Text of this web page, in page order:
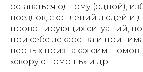
оставаться одному (одной),
поездок, скоплений людей и
провоцирующих ситуаций,
при себе лекарства и
первых признаках симптомов,
«скорую помощь» и др.